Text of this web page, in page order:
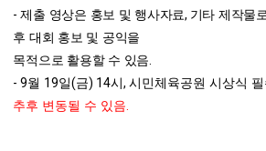
-제출 영상은 홍보 및 행사자료, 기타 제작물
후 대회 홍보 및 공익을
목적으로 활용할 수 있음
- 9월 19일(금) 14시,시민체육공원 시상식
추후 변동될 수 있음